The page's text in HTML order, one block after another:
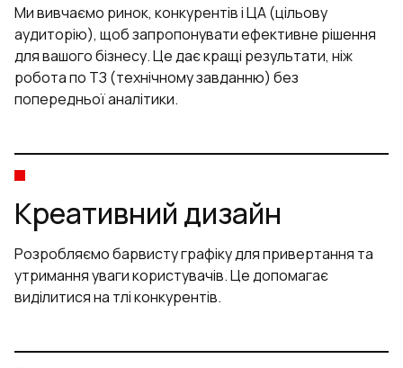
Ми вивчаємо ринок, конкурентів і ЦА (цільову
аудиторію), щоб запропонувати ефективне рішення
для вашого бізнесу. Це дає кращі результати, ніж
робота по ТЗ (технічному завданню) без
попередньої аналітики.
Креативний дизайн
Розробляємо барвисту графіку для привертання та
утримання уваги користувачів. Це допомагає
виділитися на тлі конкурентів.